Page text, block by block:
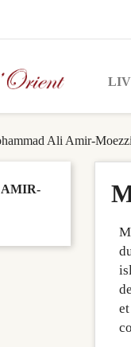
Ali Amir-Moezzi